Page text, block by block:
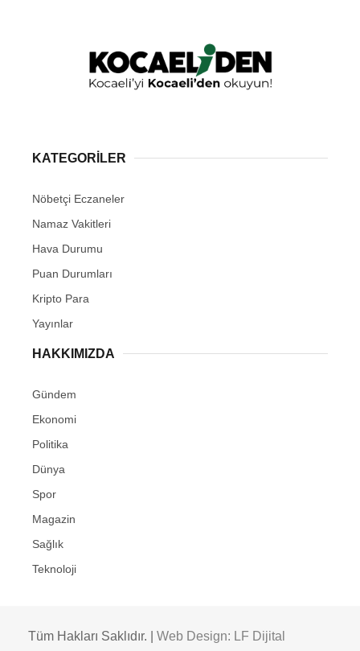
KATEGORİLER
Nöbetçi Eczaneler
Namaz Vakitleri
Hava Durumu
Puan Durumları
Kripto Para
Yayınlar
HAKKIMIZDA
Gündem
Ekonomi
Politika
Dünya
Spor
Magazin
Sağlık
Teknoloji
Tüm Hakları Saklıdır. | Web Design: LF Dijital